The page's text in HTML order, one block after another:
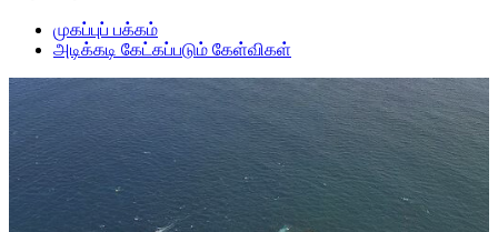
முகப்புப் பக்கம்
அடிக்கடி கேட்கப்படும் கேள்விகள்